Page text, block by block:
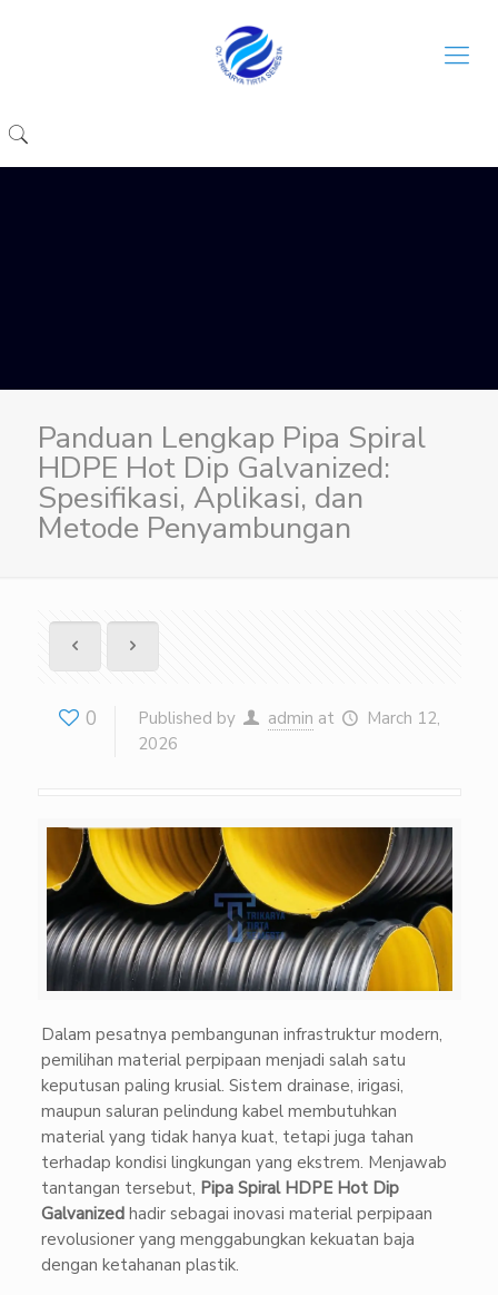
Panduan Lengkap Pipa Spiral
HDPE Hot Dip Galvanized:
Spesifikasi, Aplikasi, dan
Metode Penyambungan
0 Published by admin at
March 12,
2026
Dalam pesatnya pembangunan infrastruktur modern,
pemilihan material perpipaan menjadi salah satu
keputusan paling krusial. Sistem drainase, irigasi,
maupun saluran pelindung kabel membutuhkan
material yang tidak hanya kuat, tetapi juga tahan
terhadap kondisi lingkungan yang ekstrem. Menjawab
tantangan tersebut, Pipa Spiral HDPE Hot Dip
Galvanized hadir sebagai inovasi material perpipaan
revolusioner yang menggabungkan kekuatan baja
dengan ketahanan plastik.